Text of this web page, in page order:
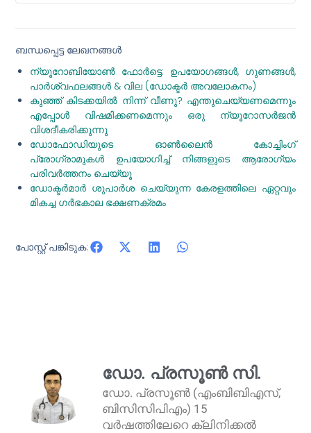
ബന്ധപ്പെട്ട ലേഖനങ്ങൾ
ന്യൂറോബിയോൺ ഫോർട്ടെ: ഉപയോഗങ്ങൾ, ഗുണങ്ങൾ,
പാർശ്വഫലങ്ങൾ & വില (ഡോക്ടർ അവലോകനം)
കുഞ്ഞ് കിടക്കയിൽ നിന്ന് വീണു? എന്തുചെയ്യണമെന്നും
എപ്പോൾ വിഷമിക്കണമെന്നും ഒരു ന്യൂറോസർജൻ
വിശദീകരിക്കുന്നു
ഡോഫോഡിയുടെ ഓൺലൈൻ കോച്ചിംഗ്
പ്രോഗ്രാമുകൾ ഉപയോഗിച്ച് നിങ്ങളുടെ ആരോഗ്യം
പരിവർത്തനം ചെയ്യൂ
ഡോക്ടർമാർ ശുപാർശ ചെയ്യുന്ന കേരളത്തിലെ ഏറ്റവും
മികച്ച ഗർഭകാല ഭക്ഷണക്രമം
പോസ്റ്റ് പങ്കിടുക:
ഡോ. പ്രസൂൺ സി.
ഡോ. പ്രസൂൺ (എംബിബിഎസ്,
ബിസിസിപിഎം) 15
വർഷത്തിലേറെ ക്ലിനിക്കൽ